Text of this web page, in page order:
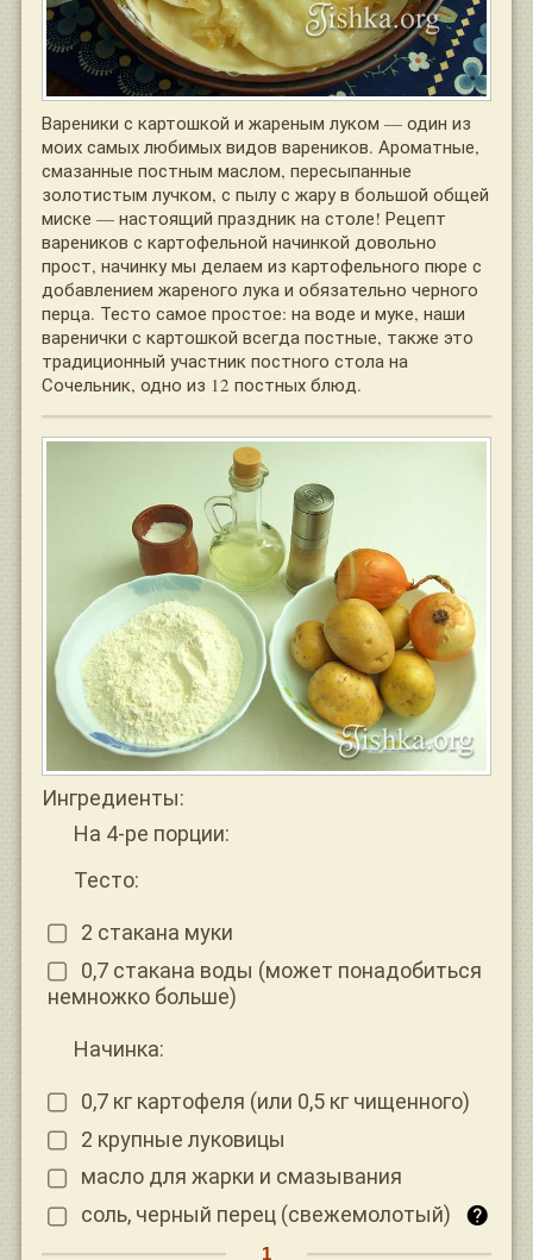
Вареники с картошкой и жареным луком — один из
моих самых любимых видов вареников. Ароматные,
смазанные постным маслом, пересыпанные
золотистым лучком, с пылу с жару в большой общей
миске — настоящий праздник на столе! Рецепт
вареников с картофельной начинкой довольно
прост, начинку мы делаем из картофельного пюре с
добавлением жареного лука и обязательно черного
перца. Тесто самое простое: на воде и муке, наши
варенички с картошкой всегда постные, также это
традиционный участник постного стола на
Сочельник, одно из 12 постных блюд.
Ингредиенты:
На 4-ре порции:
Тесто:
2 стакана муки
0,7 стакана воды (может понадобиться
немножко больше)
Начинка:
0,7 кг картофеля (или 0,5 кг чищенного)
2 крупные луковицы
масло для жарки и смазывания
соль, черный перец (свежемолотый)